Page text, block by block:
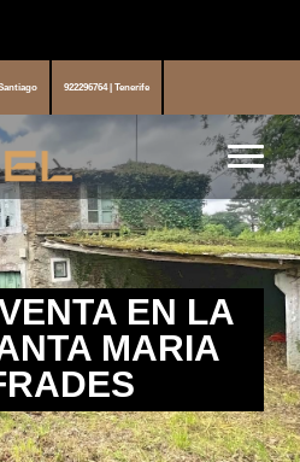
922296764 | Tenerife
EN LA
MARIA